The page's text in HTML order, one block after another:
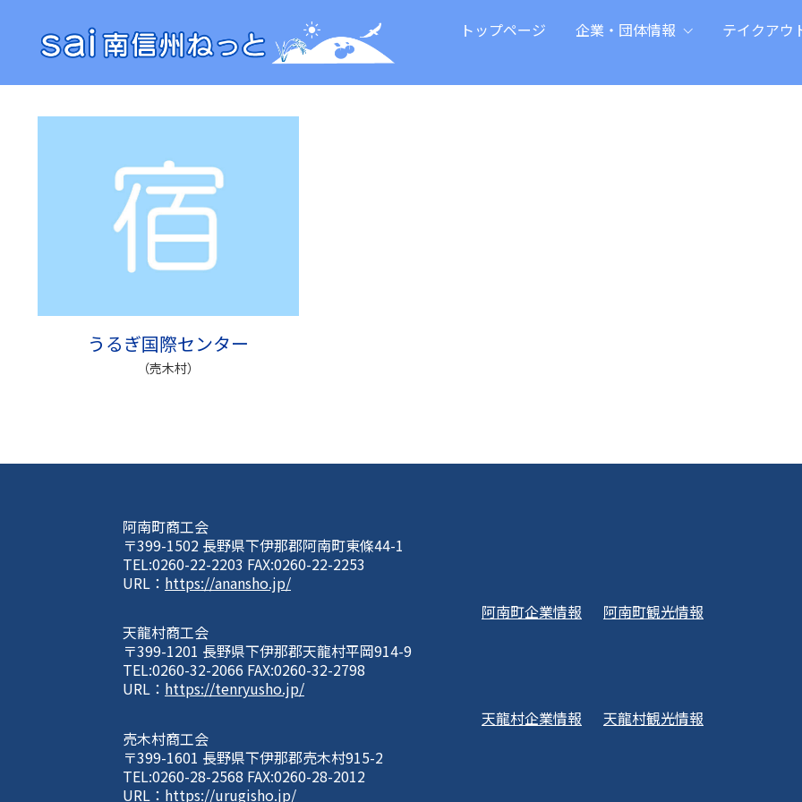
トップページ 企業・団体情報 テイクアウ
うるぎ国際センター
（売木村）
阿南町商工会
〒399-1502 長野県下伊那郡阿南町東條44-1
TEL:0260-22-2203 FAX:0260-22-2253
URL： https://anansho.jp/
阿南町企業情報
阿南町観光情報
天龍村商工会
〒399-1201 長野県下伊那郡天龍村平岡914-9
TEL:0260-32-2066 FAX:0260-32-2798
URL： https://tenryusho.jp/
天龍村企業情報
天龍村観光情報
売木村商工会
〒399-1601 長野県下伊那郡売木村915-2
TEL:0260-28-2568 FAX:0260-28-2012
URL： https://urugisho.jp/